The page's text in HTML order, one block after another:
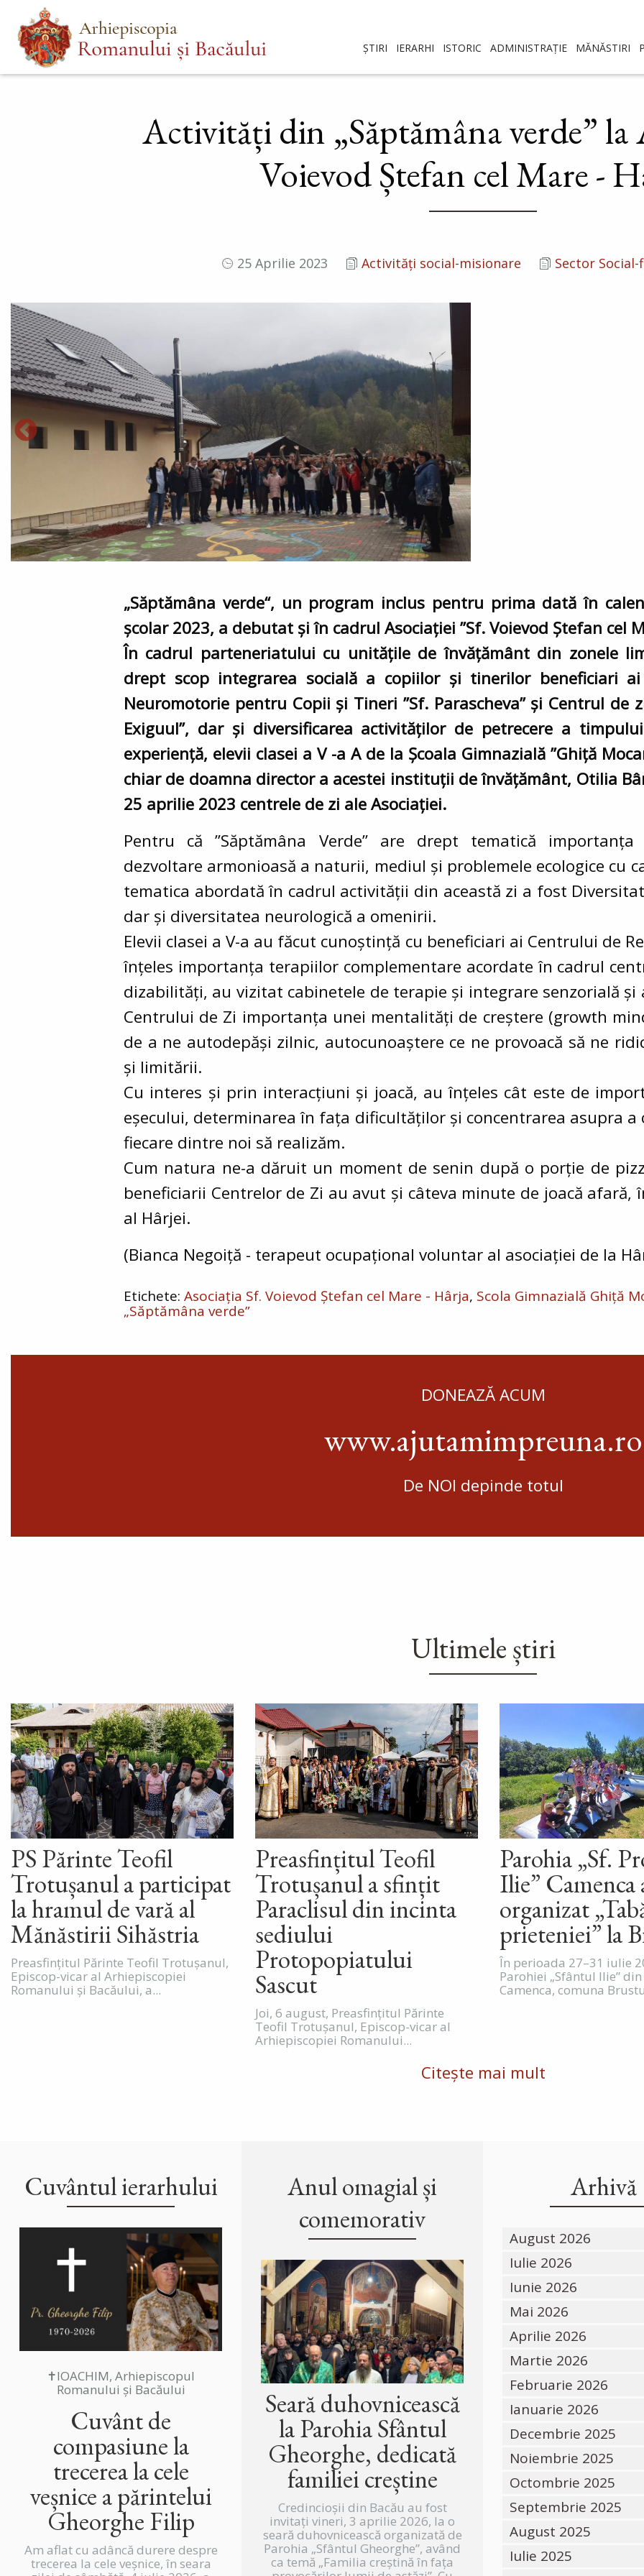
Mergi
conţinutul
principal
Main
menu
ȘTIRI IERARHI ISTORIC ADMINISTRAȚIE MĂNĂSTIRI
Activități din „Săptămâna verde” la
Voievod Ștefan cel Mare -
25 Aprilie 2023 Activități social-misionare Sector
„Săptămâna verde“, un program inclus pentru prima dată în
şcolar 2023, a debutat și în cadrul Asociației ”Sf. Voievod Ștefan cel
În cadrul parteneriatului cu unitățile de învățământ din zonele
drept scop integrarea socială a copiilor și tinerilor beneficiari
Neuromotorie pentru Copii și Tineri ”Sf. Parascheva” și Centrul de
Exiguul”, dar și diversificarea activităților de petrecere a
experiență, elevii clasei a V -a A de la Școala Gimnazială ”Ghiță
chiar de doamna director a acestei instituții de învățământ, Otilia
25 aprilie 2023 centrele de zi ale Asociației.
Pentru că ”Săptămâna Verde” are drept tematică
dezvoltare armonioasă a naturii, mediul și problemele ecologice cu
tematica abordată în cadrul activității din această zi a fost
dar și diversitatea neurologică a omenirii.
Elevii clasei a V-a au făcut cunoștință cu beneficiari ai Centrului de
înțeles importanța terapiilor complementare acordate în cadrul
dizabilități, au vizitat cabinetele de terapie și integrare senzorială și
Centrului de Zi importanța unei mentalități de creștere (growth
de a ne autodepăși zilnic, autocunoaștere ce ne provoacă să ne
și limitării.
Cu interes și prin interacțiuni și joacă, au înțeles cât este de
eșecului, determinarea în fața dificultăților și concentrarea asupra a
fiecare dintre noi să realizăm.
Cum natura ne-a dăruit un moment de senin după o porție de
beneficiarii Centrelor de Zi au avut și câteva minute de joacă
al Hârjei.
(Bianca Negoiță - terapeut ocupațional voluntar al asociației de la
Asociația Sf. Voievod Ștefan cel Mare - Hârja Scola Gimnazială Ghiță
„Săptămâna verde”
DONEAZĂ ACUM
www.ajutamimpreuna.ro
De NOI depinde totul
Ultimele știri
PS Părinte Teofil
Trotușanul a participat
la hramul de vară al
Mănăstirii Sihăstria
Preasfințitul Părinte Teofil Trotușanul,
Episcop-vicar al Arhiepiscopiei
Romanului și Bacăului, a...
Preasfințitul Teofil
Trotușanul a sfințit
Paraclisul din incinta
sediului
Protopopiatului
Sascut
Joi, 6 august, Preasfințitul Părinte
Teofil Trotușanul, Episcop-vicar al
Arhiepiscopiei Romanului...
Parohia „Sf.
Ilie” Camenca
organizat
prieteniei” la
În perioada 27–31 iulie
Parohiei „Sfântul Ilie”
Camenca, comuna
Citește mai mult
Cuvântul ierarhului
✝IOACHIM, Arhiepiscopul
Romanului și Bacăului
Cuvânt de
compasiune la
trecerea la cele
veșnice a părintelui
Gheorghe Filip
Am aflat cu adâncă durere despre
trecerea la cele veșnice, în seara
Anul omagial și
comemorativ
Seară duhovnicească
la Parohia Sfântul
Gheorghe, dedicată
familiei creștine
Credincioșii din Bacău au fost
invitați vineri, 3 aprilie 2026, la o
seară duhovnicească organizată de
Parohia „Sfântul Gheorghe”, având
ca temă „Familia creștină în fața
Arhivă
August 2026
Iulie 2026
Iunie 2026
Mai 2026
Aprilie 2026
Martie 2026
Februarie 2026
Ianuarie 2026
Decembrie 2025
Noiembrie 2025
Octombrie 2025
Septembrie 2025
August 2025
Iulie 2025